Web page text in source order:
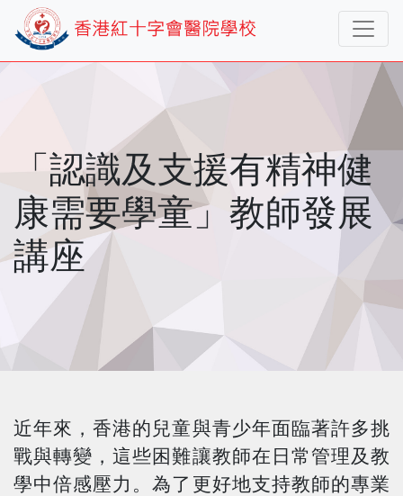
「認識及支援有精神健
康需要學童」教師發展
講座
近年來，香港的兒童與青少年面臨著許多挑
戰與轉變，這些困難讓教師在日常管理及教
學中倍感壓力。為了更好地支持教師的專業